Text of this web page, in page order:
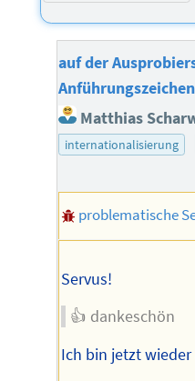
auf der
Matthias
internationalisierung
problematische
Servus!
👍 dankeschön
Ich bin jetzt